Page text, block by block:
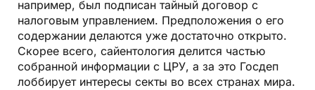
например, был подписан тайный договор с
налоговым управлением. Предположения о его
содержании делаются уже достаточно открыто.
Скорее всего, сайентология делится частью
собранной информации с ЦРУ, а за это Госдеп
лоббирует интересы секты во всех странах мира.